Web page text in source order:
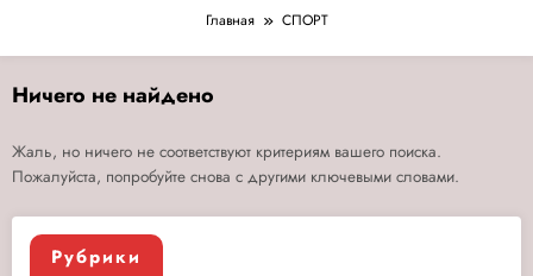
Главная СПОРТ
Ничего не найдено
Жаль, но ничего не соответствуют критериям вашего поиска.
Пожалуйста, попробуйте снова с другими ключевыми словами.
Рубрики